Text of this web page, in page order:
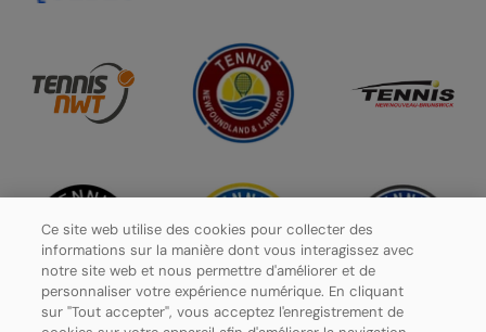
Ce site web utilise des cookies pour collecter des
informations sur la manière dont vous interagissez avec
notre site web et nous permettre d'améliorer et de
personnaliser votre expérience numérique. En cliquant
sur "Tout accepter", vous acceptez l'enregistrement de